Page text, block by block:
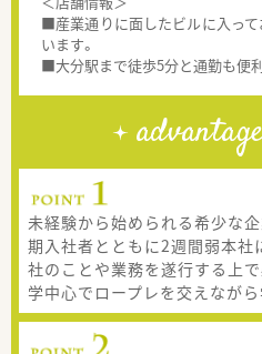
■産業通りに面したビルに入って
います。
■大分駅まで徒歩5分と通勤も便利
未経験から始められる希少な
期入社者とともに2週間弱本社
社のことや業務を遂行する上
学中心でロープレを交えながら